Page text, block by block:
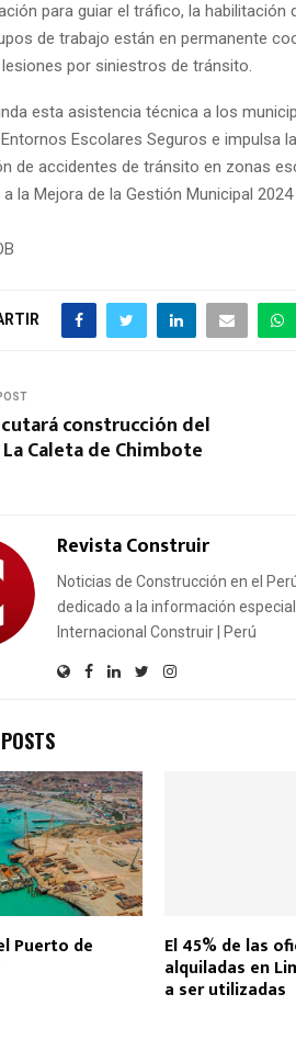
para guiar el tráfico, la
de trabajo están en permanente
por siniestros de tránsito.
esta asistencia técnica a los
Escolares Seguros e impulsa
de accidentes de tránsito en zonas
la Mejora de la Gestión Municipal
construcción del
Caleta de Chimbote
Revista Construir
Noticias de Construcción en el
dedicado a la información
Internacional Construir | Perú
Puerto de El 45% de las
alquiladas en
a ser utilizadas